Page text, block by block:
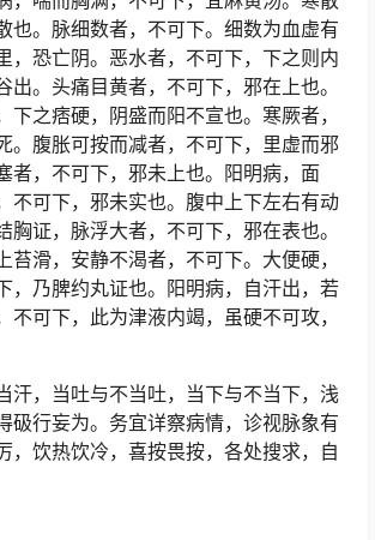
也。脉细数者，不可下。细数为血虚有
，恐亡阴。恶水者，不可下，下之则内
出。头痛目黄者，不可下，邪在上也。
下之痞硬，阴盛而阳不宣也。寒厥者，
。腹胀可按而减者，不可下，里虚而邪
者，不可下，邪未上也。阳明病，面
不可下，邪未实也。腹中上下左右有动
胸证，脉浮大者，不可下，邪在表也。
苔滑，安静不渴者，不可下。大便硬，
，乃脾约丸证也。阳明病，自汗出，若
不可下，此为津液内竭，虽硬不可攻，
汗，当吐与不当吐，当下与不当下，浅
砐行妄为。务宜详察病情，诊视脉象有
，饮热饮冷，喜按畏按，各处搜求，自